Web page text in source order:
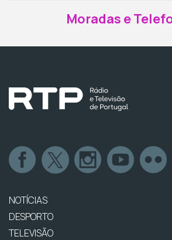
Moradas e
NOTÍCIAS
DESPORTO
TELEVISÃO